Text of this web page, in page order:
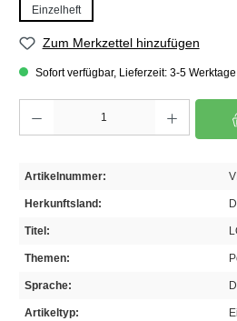
Einzelheft
Zum Merkzettel hinzufügen
Sofort verfügbar, Lieferzeit: 3-5
Artikelnummer:
Herkunftsland:
Titel:
Themen:
Sprache:
Artikeltyp: